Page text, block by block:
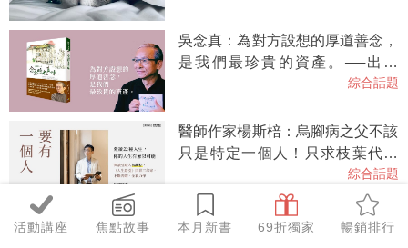
活動講座 焦點故事 本月新書 69折獨家 暢銷排行
吳念真：為對方設想的厚道善念，
是我們最珍貴的資產。──出自
綜合話題
醫師作家楊斯棓：烏腳病之父不該
只是特定一個人！只求枝葉代代
綜合話題
「要有一個人，撐住蕭美琴！」醫